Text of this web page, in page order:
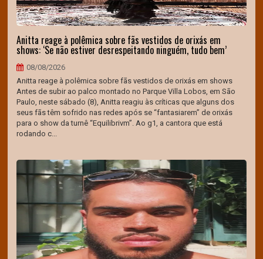
Anitta reage à polêmica sobre fãs vestidos de orixás em
shows: ‘Se não estiver desrespeitando ninguém, tudo bem’
08/08/2026
Anitta reage à polêmica sobre fãs vestidos de orixás em shows
Antes de subir ao palco montado no Parque Villa Lobos, em São
Paulo, neste sábado (8), Anitta reagiu às críticas que alguns dos
seus fãs têm sofrido nas redes após se “fantasiarem” de orixás
para o show da turnê “Equilibrivm”. Ao g1, a cantora que está
rodando c...